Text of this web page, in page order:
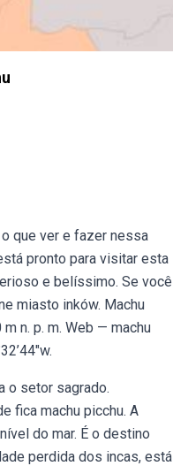
que ver e fazer nessa
pronto para visitar esta
e belíssimo. Se você
miasto inków. Machu
n. p. m. Web — machu
o setor sagrado.
fica machu picchu. A
do mar. É o destino
perdida dos incas, está